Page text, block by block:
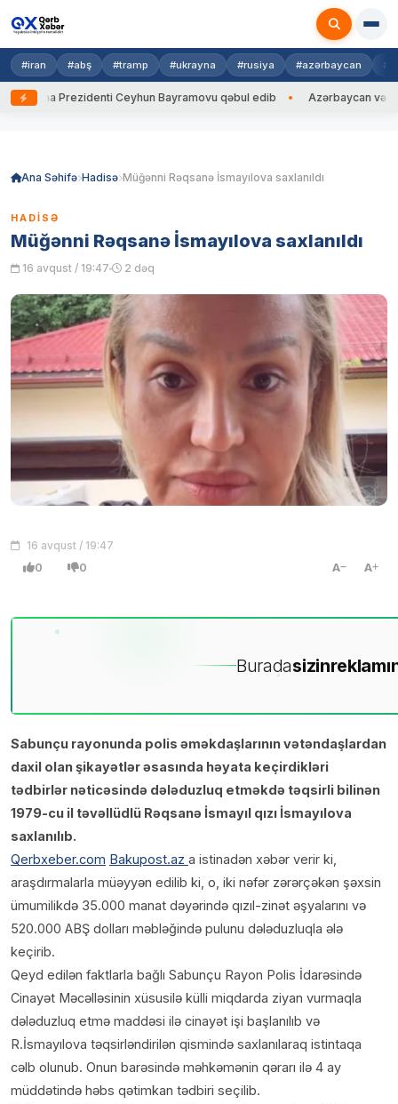
#iran #abş #tramp #ukrayna #rusiya #azərbaycan
Prezidenti Ceyhun Bayramovu qəbul edib Azərbaycan və
Ana Səhifə Hadisə Müğənni Rəqsanə İsmayılova saxlanıldı
HADISƏ
Müğənni Rəqsanə İsmayılova saxlanıldı
16 avqust / 19:47 2 dəq
16 avqust / 19:47
0 0 A A
Buradasizin
Sabunçu rayonunda polis əməkdaşlarının vətəndaşlardan
daxil olan şikayətlər əsasında həyata keçirdikləri
tədbirlər nəticəsində dələduzluq etməkdə təqsirli bilinən
1979-cu il təvəllüdlü Rəqsanə İsmayıl qızı İsmayılova
saxlanılıb.
Qerbxeber.com Bakupost.az a istinadən xəbər verir ki,
araşdırmalarla müəyyən edilib ki, o, iki nəfər zərərçəkən şəxsin
ümumilikdə 35.000 manat dəyərində qızıl-zinət əşyalarını və
520.000 ABŞ dolları məbləğində pulunu dələduzluqla ələ
keçirib.
Qeyd edilən faktlarla bağlı Sabunçu Rayon Polis İdarəsində
Cinayət Məcəlləsinin xüsusilə külli miqdarda ziyan vurmaqla
dələduzluq etmə maddəsi ilə cinayət işi başlanılıb və
R.İsmayılova təqsirləndirilən qismində saxlanılaraq istintaqa
cəlb olunub. Onun barəsində məhkəmənin qərarı ilə 4 ay
müddətində həbs qətimkan tədbiri seçilib.